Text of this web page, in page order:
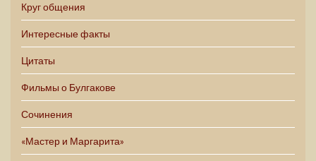
Круг общения
Интересные факты
Цитаты
Фильмы о Булгакове
Сочинения
«Мастер и Маргарита»